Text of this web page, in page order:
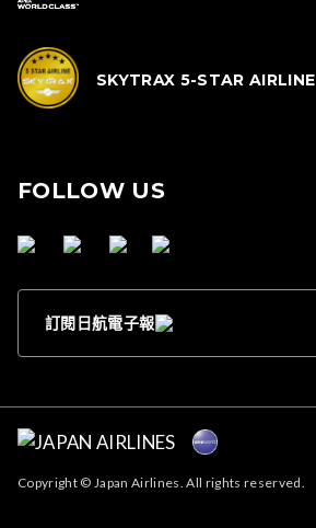
SKYTRAX 5-STAR AIRLINE
FOLLOW US
訂閱日航電子報
Copyright © Japan Airlines. All rights reserved.